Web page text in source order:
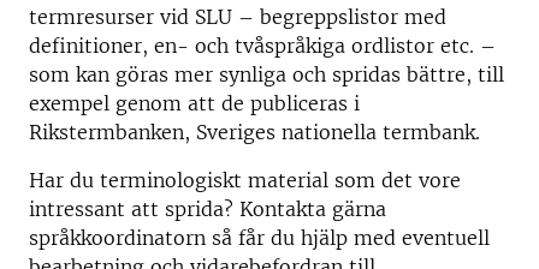
termresurser vid SLU – begreppslistor med
definitioner, en- och tvåspråkiga ordlistor etc. –
som kan göras mer synliga och spridas bättre, till
exempel genom att de publiceras i
Rikstermbanken, Sveriges nationella termbank.
Har du terminologiskt material som det vore
intressant att sprida? Kontakta gärna
språkkoordinatorn så får du hjälp med eventuell